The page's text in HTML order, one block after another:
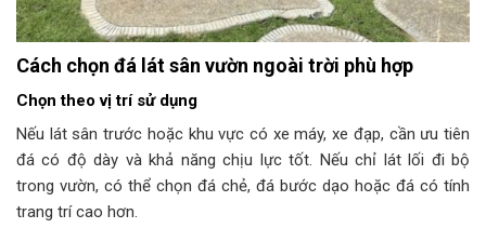
Cách chọn đá lát sân vườn ngoài trời phù hợp
Chọn theo vị trí sử dụng
Nếu lát sân trước hoặc khu vực có xe máy, xe đạp, cần ưu tiên
đá có độ dày và khả năng chịu lực tốt. Nếu chỉ lát lối đi bộ
trong vườn, có thể chọn đá chẻ, đá bước dạo hoặc đá có tính
trang trí cao hơn.